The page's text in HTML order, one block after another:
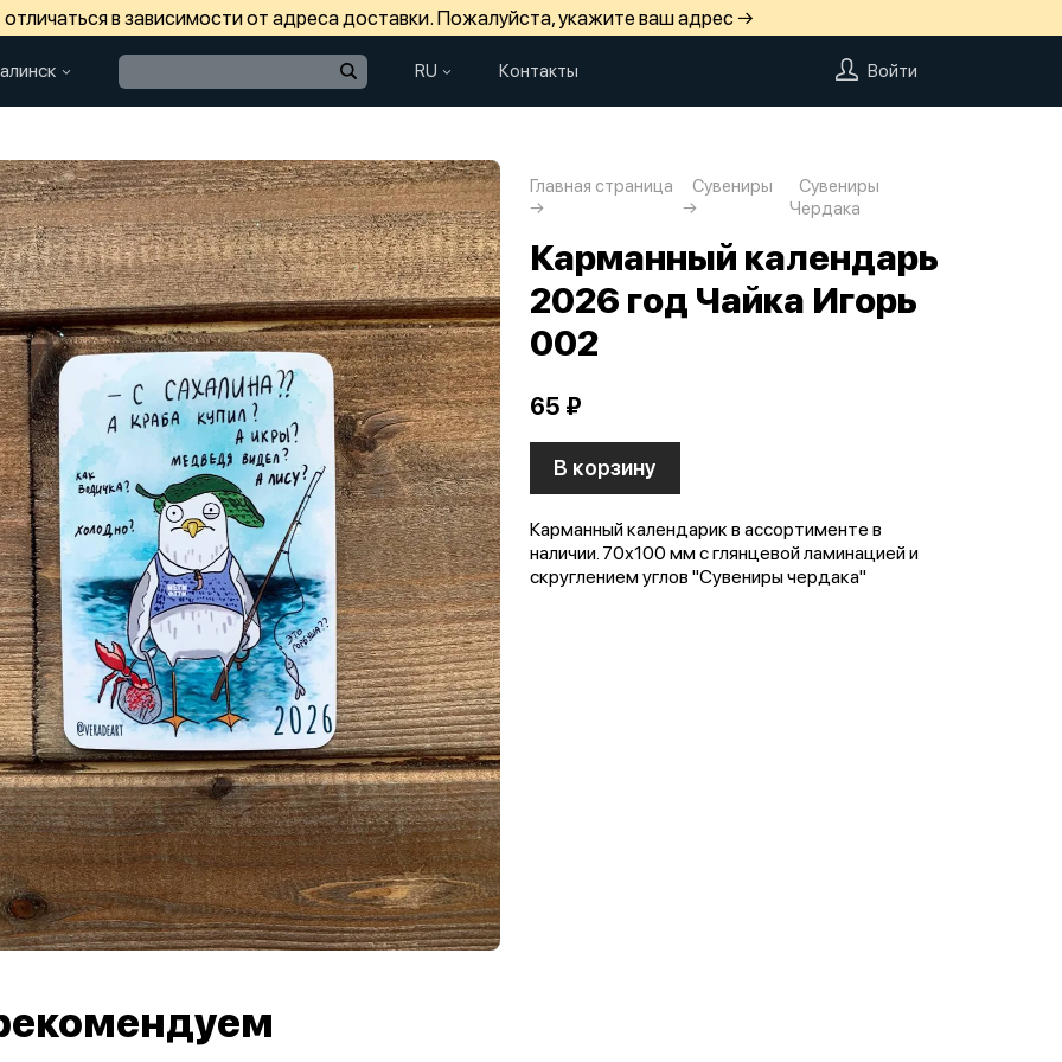
в зависимости от адреса доставки. Пожалуйста, укажите ваш адрес →
RU Контакты Войти
Главная страница Сувениры
Сувениры
Чердака
Карманный календарь
2026 год Чайка Игорь
002
65 ₽
В корзину
Карманный календарик в ассортименте в
наличии. 70х100 мм с глянцевой ламинацией и
скруглением углов "Сувениры чердака"